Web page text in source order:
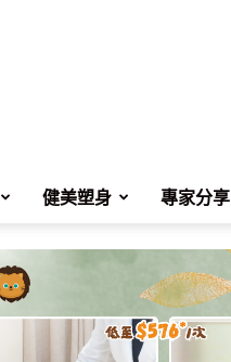
健美塑身 專家分享